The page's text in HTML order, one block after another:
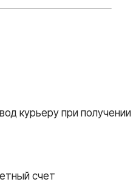
курьеру при получении
счет
и